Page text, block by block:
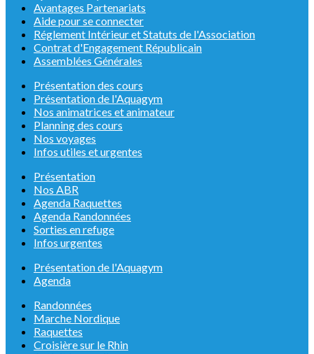
Avantages Partenariats
Aide pour se connecter
Réglement Intérieur et Statuts de l'Association
Contrat d'Engagement Républicain
Assemblées Générales
Présentation des cours
Présentation de l'Aquagym
Nos animatrices et animateur
Planning des cours
Nos voyages
Infos utiles et urgentes
Présentation
Nos ABR
Agenda Raquettes
Agenda Randonnées
Sorties en refuge
Infos urgentes
Présentation de l'Aquagym
Agenda
Randonnées
Marche Nordique
Raquettes
Croisière sur le Rhin